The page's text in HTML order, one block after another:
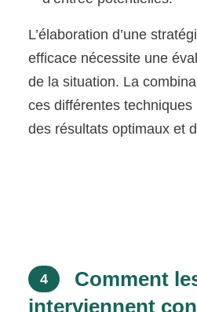
L’élaboration d’une
efficace nécessite une
de la situation. La
ces différentes techniques
des résultats optimaux et
4
Comment
interviennent